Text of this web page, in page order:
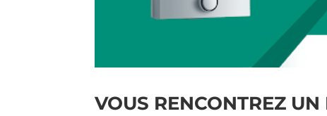
VOUS RENCONTREZ